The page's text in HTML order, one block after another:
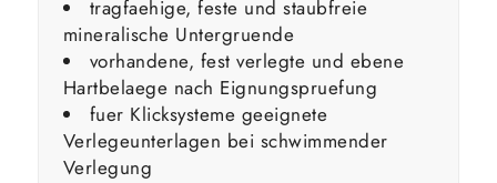
tragfaehige, feste und staubfreie
mineralische Untergruende
vorhandene, fest verlegte und ebene
Hartbelaege nach Eignungspruefung
fuer Klicksysteme geeignete
Verlegeunterlagen bei schwimmender
Verlegung